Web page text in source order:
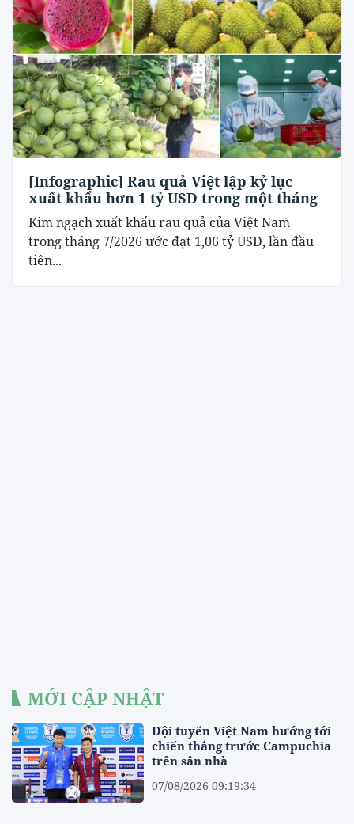
[Infographic] Rau quả Việt lập kỷ lục
xuất khẩu hơn 1 tỷ USD trong một tháng
Kim ngạch xuất khẩu rau quả của Việt Nam
trong tháng 7/2026 ước đạt 1,06 tỷ USD, lần đầu
tiên...
MỚI CẬP NHẬT
Đội tuyển Việt Nam hướng tới
chiến thắng trước Campuchia
trên sân nhà
07/08/2026 09:19:34